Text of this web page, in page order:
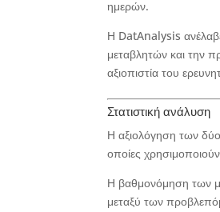
ημερών.
Η DatAnalysis
μεταβλητών και την
αξιοπιστία του
Στατιστική ανάλυση
Η αξιολόγηση των
οποίες
Η βαθμονόμηση των
μεταξύ των